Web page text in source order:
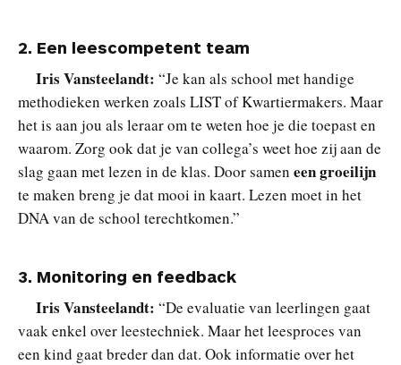
2. Een leescompetent team
Iris Vansteelandt: “Je kan als school met handige
methodieken werken zoals LIST of Kwartiermakers. Maar
het is aan jou als leraar om te weten hoe je die toepast en
waarom. Zorg ook dat je van collega’s weet hoe zij aan de
slag gaan met lezen in de klas. Door samen een groeilijn
te maken breng je dat mooi in kaart. Lezen moet in het
DNA van de school terechtkomen.”
3. Monitoring en feedback
Iris Vansteelandt: “De evaluatie van leerlingen gaat
vaak enkel over leestechniek. Maar het leesproces van
een kind gaat breder dan dat. Ook informatie over het